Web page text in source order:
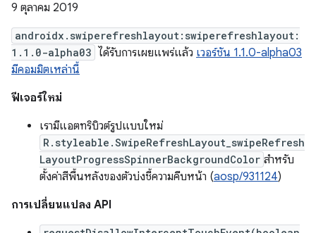
9 ตุลาคม 2019
androidx.swiperefreshlayout:swiperefreshlayout:
1.1.0-alpha03 ได้รับการเผยแพร่แล้ว เวอร์ชัน 1.1.0-alpha03
มีคอมมิตเหล่านี้
ฟีเจอร์ใหม่
เรามีแอตทริบิวต์รูปแบบใหม่
R.styleable.SwipeRefreshLayout_swipeRefresh
LayoutProgressSpinnerBackgroundColor สำหรับ
ตั้งค่าสีพื้นหลังของตัวบ่งชี้ความคืบหน้า (aosp/931124)
การเปลี่ยนแปลง API